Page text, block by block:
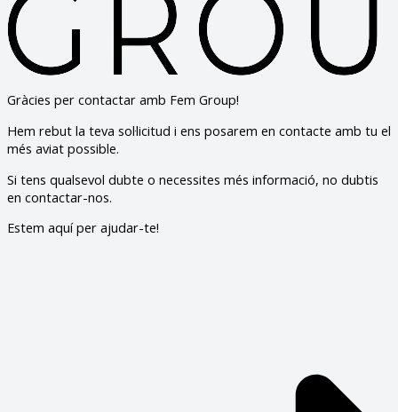
Gràcies per contactar amb Fem Group!
Hem rebut la teva sol·licitud i ens posarem en contacte amb tu el
més aviat possible.
Si tens qualsevol dubte o necessites més informació, no dubtis
en contactar-nos.
Estem aquí per ajudar-te!